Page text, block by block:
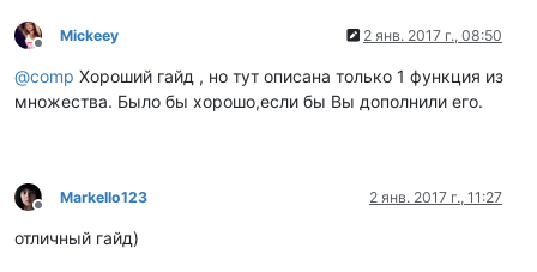
Не в сети
Mickeey 2 янв. 2017 г., 08:50
@comp Хороший гайд , но тут описана только 1 функция из
множества. Было бы хорошо,если бы Вы дополнили его.
Не в сети
Markello123 2 янв. 2017 г., 11:27
отличный гайд)